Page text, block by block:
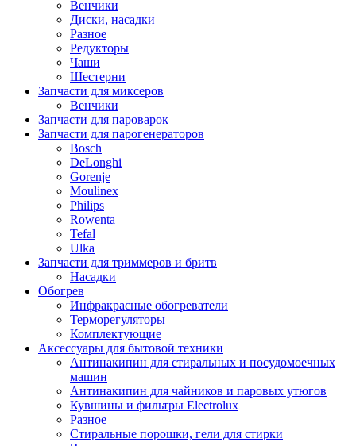
Венчики
Диски, насадки
Разное
Редукторы
Чаши
Шестерни
Запчасти для миксеров
Венчики
Запчасти для пароварок
Запчасти для парогенераторов
Bosch
DeLonghi
Gorenje
Moulinex
Philips
Rowenta
Tefal
Ulka
Запчасти для триммеров и бритв
Насадки
Обогрев
Инфракрасные обогреватели
Терморегуляторы
Комплектующие
Аксессуары для бытовой техники
Антинакипин для стиральных и посудомоечных
машин
Антинакипин для чайников и паровых утюгов
Кувшины и фильтры Electrolux
Разное
Стиральные порошки, гели для стирки